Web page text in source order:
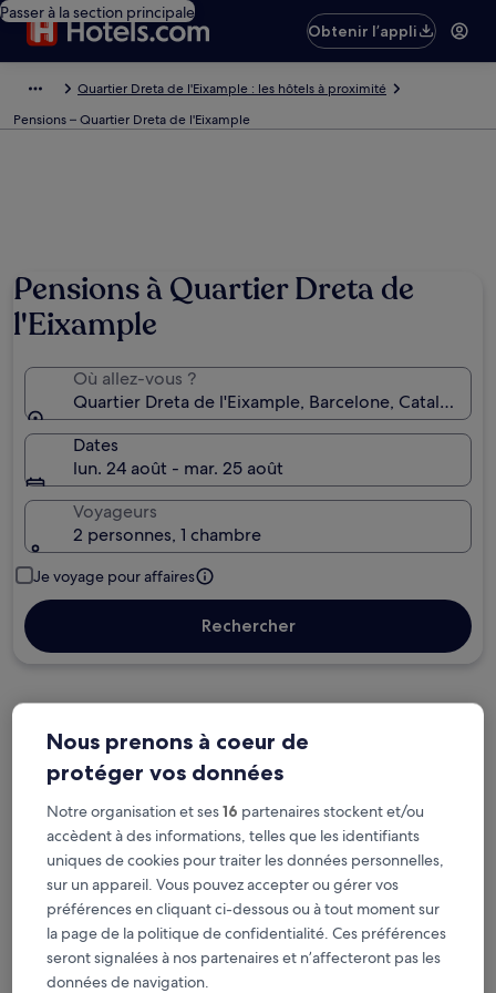
Passer à la section principale
Obtenir l’appli
Quartier Dreta de l'Eixample : les hôtels à proximité
Pensions – Quartier Dreta de l'Eixample
Pensions à Quartier Dreta de
l'Eixample
Où allez-vous ?
Quartier Dreta de l'Eixample, Barcelone, Catalogne,
Dates
lun. 24 août - mar. 25 août
Voyageurs
2 personnes, 1 chambre
Je voyage pour affaires
Rechercher
Options d’annulation gratuite en cas de
changement de programme
Gagnez des récompenses pour chaque
nuit séjournée
Économisez plus grâce aux Prix membres
Nous prenons à coeur de
protéger vos données
Notre organisation et ses16 partenaires stockent et/ou
accèdent à des informations, telles que les identifiants
uniques de cookies pour traiter les données personnelles,
sur un appareil. Vous pouvez accepter ou gérer vos
préférences en cliquant ci-dessous ou à tout moment sur
la page de la politique de confidentialité. Ces préférences
seront signalées à nos partenaires et n’affecteront pas les
données de navigation.